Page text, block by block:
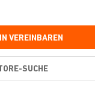
VEREINBAREN
SUCHE